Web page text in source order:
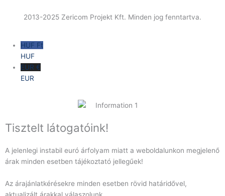
2013-2025 Zericom Projekt Kft. Minden jog fenntartva.
HUF Ft
HUF
EUR €
EUR
Tisztelt látogatóink!
A jelenlegi instabil euró árfolyam miatt a weboldalunkon megjelenő
árak minden esetben tájékoztató jellegűek!
Az árajánlatkérésekre minden esetben rövid határidővel,
aktualizált árakkal válaszolunk.